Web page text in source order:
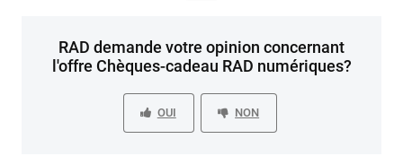
RAD demande votre opinion concernant
l'offre Chèques-cadeau RAD numériques?
OUI NON